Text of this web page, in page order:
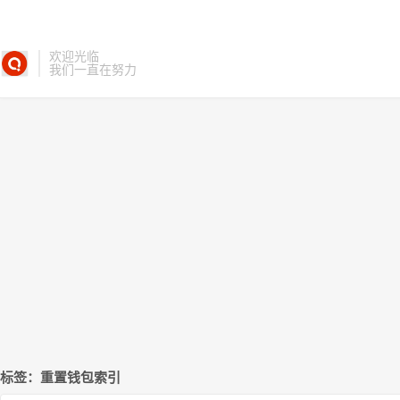
欢迎光临
我们一直在努力
标签：重置钱包索引